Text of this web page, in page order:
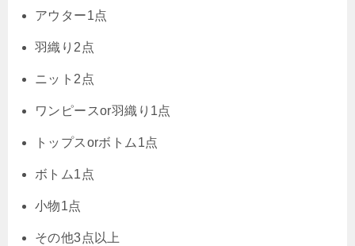
アウター1点
羽織り2点
ニット2点
ワンピースor羽織り1点
トップスorボトム1点
ボトム1点
小物1点
その他3点以上